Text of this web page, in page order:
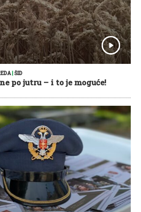
|ŠID
po jutru – i to je moguće!